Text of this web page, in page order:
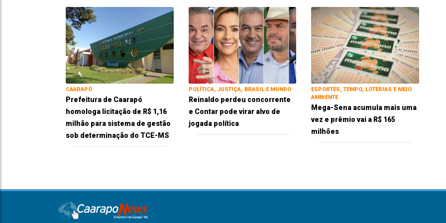
CAARAPÓ
Prefeitura de Caarapó
homologa licitação de R$ 1,16
milhão para sistema de gestão
sob determinação do TCE-MS
POLÍTICA, JUSTIÇA, BRASIL E MUNDO
Reinaldo perdeu concorrente
e Contar pode virar alvo de
jogada política
ESPORTES, TEMPO, LOTERIAS E MEIO
AMBIENTE
Mega-Sena acumula mais uma
vez e prêmio vai a R$ 165
milhões